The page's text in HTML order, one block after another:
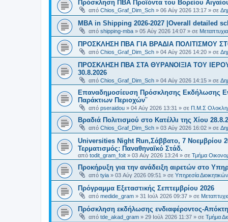
Πρόσκληση ΠΒΑ Προϊόντα του Βορείου
από Chios_Graf_Dim_Sch » 06 Αύγ 2026 13:17 » σε
MBA in Shipping 2026-2027 |Overall detailed
από shipping-mba » 05 Αύγ 2026 14:07 » σε
ΠΡΟΣΚΛΗΣΗ ΠΒΑ ΓΙΑ ΒΡΑΔΙΑ ΠΟΛΙΤΙΣΜΟΥ
από Chios_Graf_Dim_Sch » 04 Αύγ 2026 14:20 » σε
ΠΡΟΣΚΛΗΣΗ ΠΒΑ ΣΤΑ ΘΥΡΑΝΟΙΞΙΑ ΤΟΥ
30.8.2026
από Chios_Graf_Dim_Sch » 04 Αύγ 2026 14:15 » σε
Επαναδημοσίευση Πρόσκλησης Εκδήλωσης
Παράκτιων Περιοχών¨
από pseraidou » 04 Αύγ 2026 13:31 » σε Π.Μ.Σ
Βραδιά Πολιτισμού στο Κατέλλι της Χίου
από Chios_Graf_Dim_Sch » 03 Αύγ 2026 16:02 » σε
Universities Night Run,Σάββατο, 7 Νοεμβρίου
Τερματισμός: Παναθηναϊκό Στάδ.
από todit_gram_foit » 03 Αύγ 2026 13:24 » σε Τμήμα
Προκήρυξη για την ανάδειξη αιρετών στο
από tyia » 03 Αύγ 2026 09:51 » σε Υπηρεσία
Πρόγραμμα Εξεταστικής Σεπτεμβρίου 2026
από medide_gram » 31 Ιούλ 2026 09:37 » σε
Πρόσκληση εκδήλωσης ενδιαφέροντος-
από tde_akad_gram » 29 Ιούλ 2026 11:37 » σε Τμήμα